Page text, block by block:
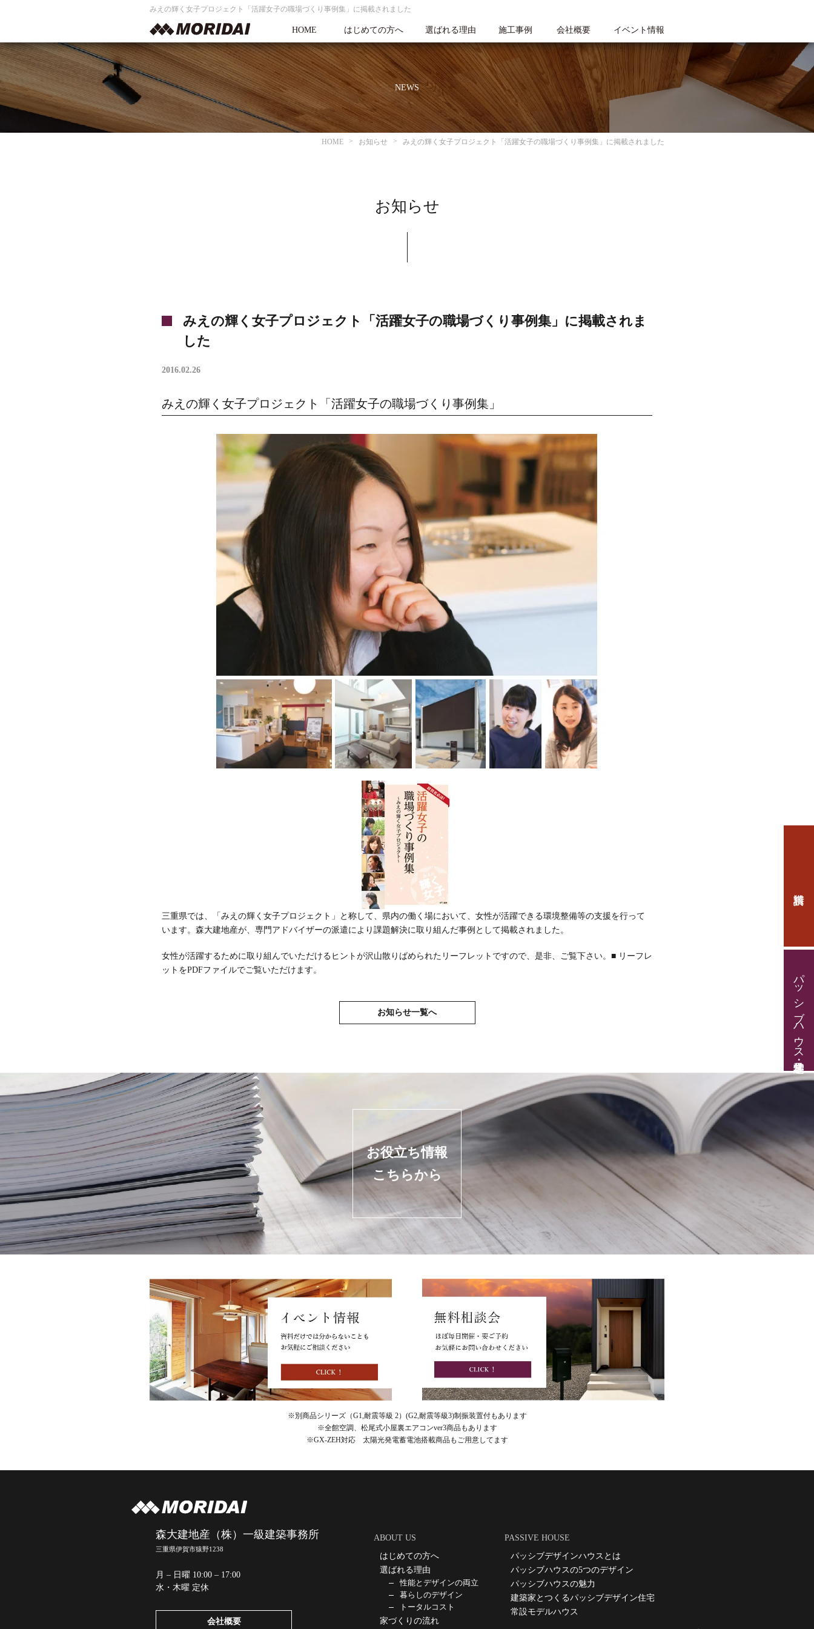
みえの輝く女子プロジェクト「活躍女子の職場づくり事例集」に掲載されました
HOME はじめての方へ 選ばれる理由 施工事例 会社概要 イベント情報
NEWS
HOME お知らせ みえの輝く女子プロジェクト「活躍女子の職場づくり事例集」に掲載されました
パッシブハウス見学・住宅相談
お知らせ
みえの輝く女子プロジェクト「活躍女子の職場づくり事例集」に掲載されま
した
2016.02.26
みえの輝く女子プロジェクト「活躍女子の職場づくり事例集」
三重県では、「みえの輝く女子プロジェクト」と称して、県内の働く場において、女性が活躍できる環境整備等の支援を行って
います。森大建地産が、専門アドバイザーの派遣により課題解決に取り組んだ事例として掲載されました。
女性が活躍するために取り組んでいただけるヒントが沢山散りばめられたリーフレットですので、是非、ご覧下さい。■ リーフレ
ットをPDFファイルでご覧いただけます。
お知らせ一覧へ
お役立ち情報
こちらから
※別商品シリーズ（G1,耐震等級 2）(G2,耐震等級3)制振装置付もあります
※全館空調、松尾式小屋裏エアコンver3商品もあります
※GX-ZEH対応 太陽光発電蓄電池搭載商品もご用意してます
森大建地産（株）一級建築事務所
三重県伊賀市猿野1238
月 – 日曜 10:00 – 17:00
水・木曜 定休
会社概要
ABOUT US
はじめての方へ
選ばれる理由
性能とデザインの両立
暮らしのデザイン
トータルコスト
家づくりの流れ
PASSIVE HOUSE
パッシブデザインハウスとは
パッシブハウスの5つのデザイン
パッシブハウスの魅力
建築家とつくるパッシブデザイン住宅
常設モデルハウス